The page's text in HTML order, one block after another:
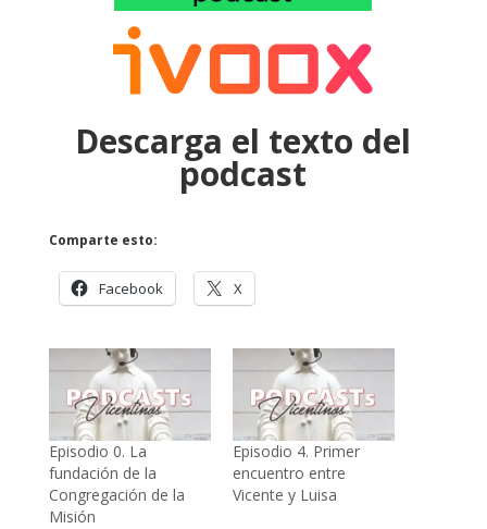
Descarga el texto del
podcast
Comparte esto:
Facebook X
Episodio 0. La
fundación de la
Congregación de la
Misión
Episodio 4. Primer
encuentro entre
Vicente y Luisa